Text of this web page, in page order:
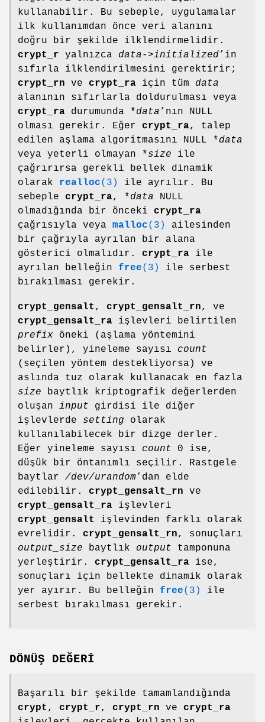
kullanabilir. Bu sebeple, uygulamalar
ilk kullanımdan önce veri alanını
doğru bir şekilde ilklendirmelidir.
crypt_r yalnızca data->initialized’in
sıfırla ilklendirilmesini gerektirir;
crypt_rn ve crypt_ra için tüm data
alanının sıfırlarla doldurulması veya
crypt_ra durumunda *data ’nın NULL
olması gerekir. Eğer crypt_ra, talep
edilen aşlama algoritmasını NULL *data
veya yeterli olmayan *size ile
çağrırırsa gerekli bellek dinamik
olarak realloc(3)
ile ayrılır. Bu
sebeple crypt_ra, *data NULL
olmadığında bir önceki crypt_ra
çağrısıyla veya malloc(3)
ailesinden
bir çağrıyla ayrılan bir alana
gösterici olmalıdır. crypt_ra ile
ayrılan belleğin free(3)
ile serbest
bırakılması gerekir.
crypt_gensalt , crypt_gensalt_rn, ve
crypt_gensalt_ra işlevleri belirtilen
prefix öneki (aşlama yöntemini
belirler), yineleme sayısı count
(seçilen yöntem destekliyorsa) ve
aslında tuz olarak kullanacak en fazla
size baytlık kriptografik değerlerden
oluşan input girdisi ile diğer
işlevlerde setting olarak
kullanılabilecek bir dizge derler.
Eğer yineleme sayısı count 0 ise,
düşük bir öntanımlı seçilir. Rastgele
baytlar /dev/urandom’dan elde
edilebilir. crypt_gensalt_rn ve
crypt_gensalt_ra işlevleri
crypt_gensalt
işlevinden farklı olarak
evrelidir. crypt_gensalt_rn, sonuçları
output_size baytlık output tamponuna
yerleştirir. crypt_gensalt_ra ise,
sonuçları için bellekte dinamik olarak
yer ayırır. Bu belleğin free(3)
ile
serbest bırakılması gerekir.
DÖNÜŞ DEĞERİ
Başarılı bir şekilde tamamlandığında
crypt , crypt_r, crypt_rn ve crypt_ra